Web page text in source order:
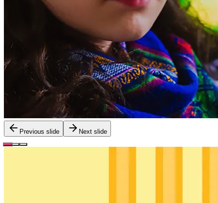
Previous slide Next slide